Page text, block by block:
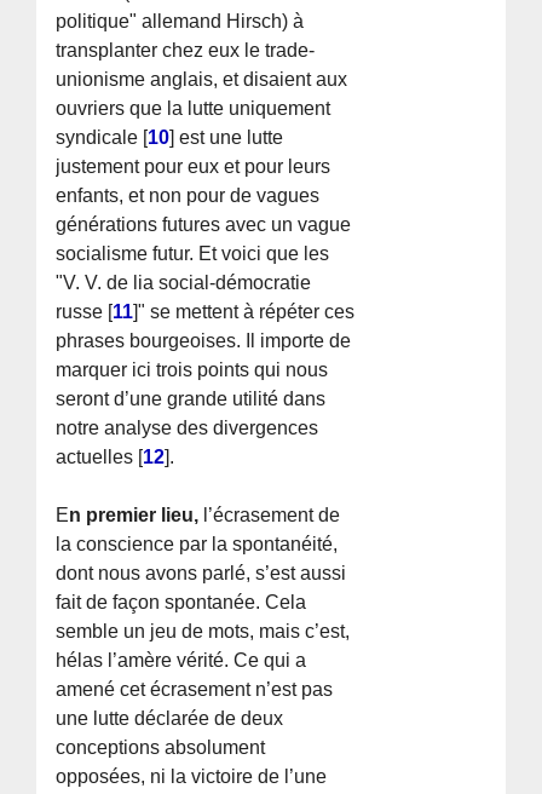
politique" allemand Hirsch) à
transplanter chez eux le trade-
unionisme anglais, et disaient aux
ouvriers que la lutte uniquement
syndicale [10] est une lutte
justement pour eux et pour leurs
enfants, et non pour de vagues
générations futures avec un vague
socialisme futur. Et voici que les
"V. V. de lia social-démocratie
russe [11]" se mettent à répéter ces
phrases bourgeoises. Il importe de
marquer ici trois points qui nous
seront d’une grande utilité dans
notre analyse des divergences
actuelles [12].
En premier lieu, l’écrasement de
la conscience par la spontanéité,
dont nous avons parlé, s’est aussi
fait de façon spontanée. Cela
semble un jeu de mots, mais c’est,
hélas l’amère vérité. Ce qui a
amené cet écrasement n’est pas
une lutte déclarée de deux
conceptions absolument
opposées, ni la victoire de l’une